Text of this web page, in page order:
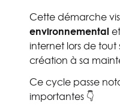
Cette démarche
environnemental
internet lors de
création à sa
Ce cycle passe
importantes 👇